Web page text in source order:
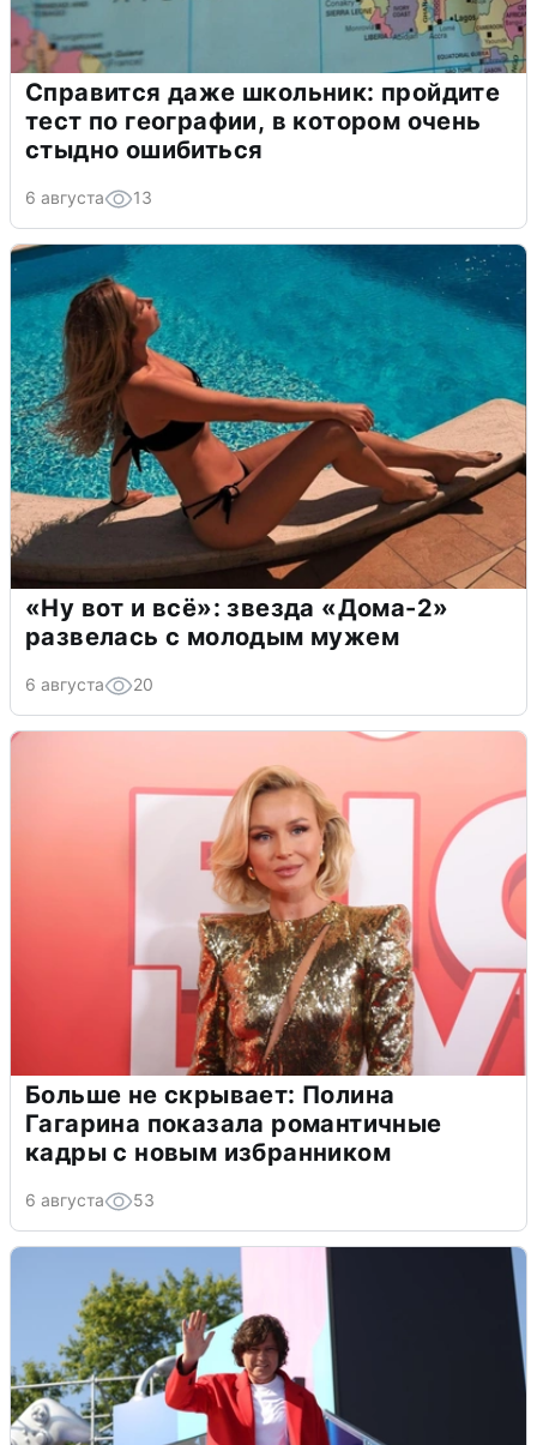
Справится даже школьник: пройдите
тест по географии, в котором очень
стыдно ошибиться
6 августа 13
«Ну вот и всё»: звезда «Дома-2»
развелась с молодым мужем
6 августа 20
Больше не скрывает: Полина
Гагарина показала романтичные
кадры с новым избранником
6 августа 53